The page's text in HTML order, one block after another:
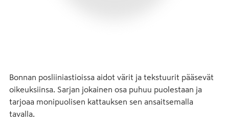
Bonnan posliiniastioissa aidot värit ja tekstuurit pääsevät
oikeuksiinsa. Sarjan jokainen osa puhuu puolestaan ja
tarjoaa monipuolisen kattauksen sen ansaitsemalla
tavalla.